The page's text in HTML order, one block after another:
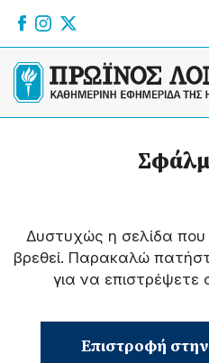
Δυστυχώς η σελίδα
βρεθεί. Παρακαλώ
για να επιστρέψετε
Επιστροφή